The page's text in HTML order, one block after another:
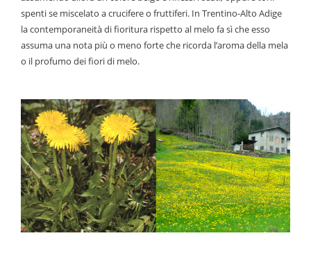
spenti se miscelato a crucifere o fruttiferi. In Trentino-Alto Adige
la contemporaneità di fioritura rispetto al melo fa sì che esso
assuma una nota più o meno forte che ricorda l’aroma della mela
o il profumo dei fiori di melo.